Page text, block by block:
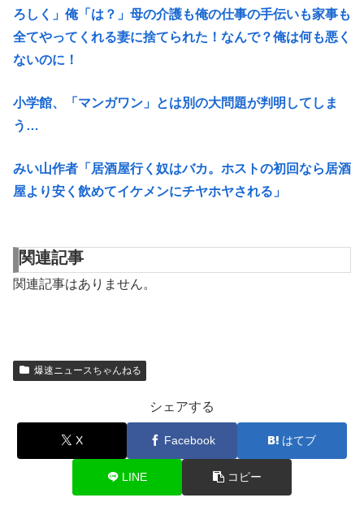
ろしく」俺「は？」母の介護も俺の仕事の手伝いも家事も
全てやってくれる妻に捨てられた！なんで？俺は何も悪く
ないのに！
小学館、「マンガワン」とは別の大問題が判明してしま
う…
みい山作者「居酒屋行く奴はバカ。ホストの初回なら居酒
屋より安く飲めてイケメンにチヤホヤされる」
関連記事
関連記事はありません。
爆速ニュースちゃんねる
シェアする
X Facebook はてブ
LINE コピー